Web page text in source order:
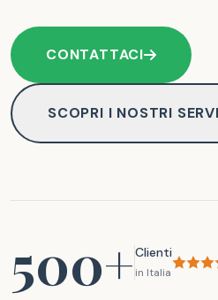
CONTATTACI
SCOPRI I NOSTRI
500+Clienti
in Italia